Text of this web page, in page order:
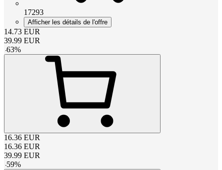
17293
Afficher les détails de l'offre
14.73 EUR
39.99 EUR
-63%
16.36 EUR
16.36 EUR
39.99 EUR
-59%